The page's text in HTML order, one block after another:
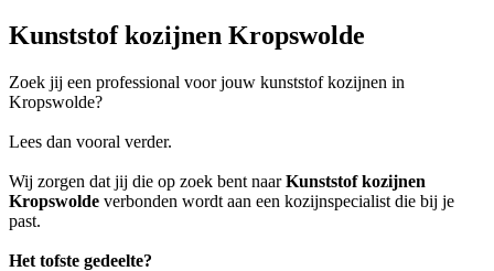
Kunststof kozijnen Kropswolde
Zoek jij een professional voor jouw kunststof kozijnen in
Kropswolde?
Lees dan vooral verder.
Wij zorgen dat jij die op zoek bent naarKunststof kozijnen
Kropswolde verbonden wordt aan een kozijnspecialist die bij je
past.
Het tofste gedeelte?